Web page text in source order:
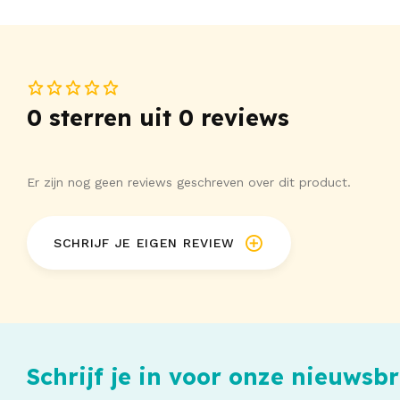
0 sterren uit 0 reviews
Er zijn nog geen reviews geschreven over dit product.
SCHRIJF JE EIGEN REVIEW
Schrijf je in voor onze